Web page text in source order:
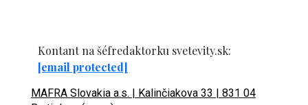
Kontant na šéfredaktorku svetevity.sk:
[email protected]
MAFRA Slovakia a.s. | Kalinčiakova 33 | 831 04